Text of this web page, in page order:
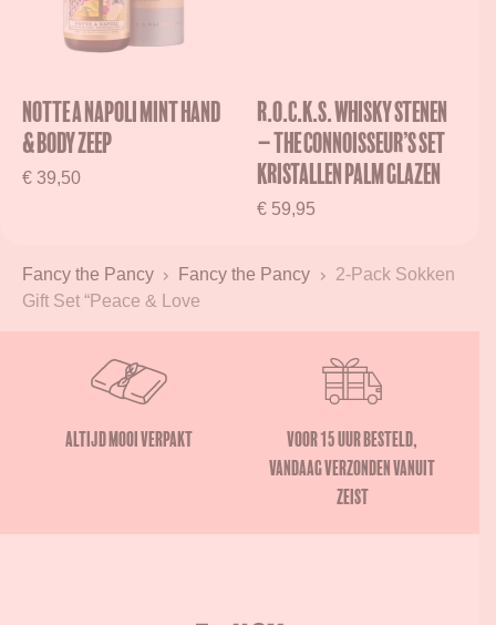
Notte a Napoli Mint Hand
& Body Zeep
€ 39,50
R.O.C.K.S. Whisky Stenen
– The Connoisseur’s Set
Kristallen Palm Glazen
€59,95
Fancy the Pancy Fancy the Pancy
2-Pack Sokken
Gift Set “Peace & Love
Altijd mooi verpakt
Voor 15 uur besteld,
vandaag verzonden vanuit
Zeist